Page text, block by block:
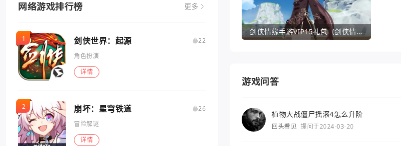
网络游戏排行榜 更多
剑侠世界：起源
22
角色扮演
详情
崩坏：星穹铁道
26
冒险解谜
详情
剑侠情缘手游VIP15礼包（剑侠情缘手游VIP1到18一共要花多少钱）
游戏问答
植物大战僵尸摇滚4怎么升阶
回头看见 提问于2024-03-20